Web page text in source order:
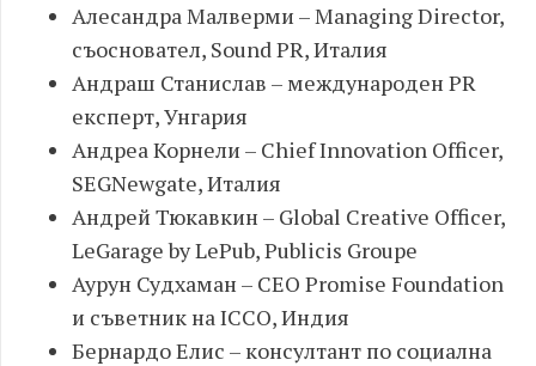
Алесандра Малверми – Managing Director,
съосновател, Sound PR, Италия
Андраш Станислав – международен PR
експерт, Унгария
Андреа Корнели – Chief Innovation Officer,
SEGNewgate, Италия
Андрей Тюкавкин – Global Creative Officer,
LeGarage by LePub, Publicis Groupe
Аурун Судхаман – CEO Promise Foundation
и съветник на ICCO, Индия
Бернардо Елис – консултант по социална